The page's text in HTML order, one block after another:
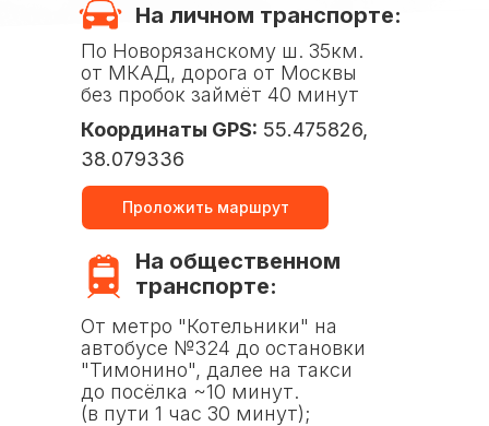
От метро "Котельники" на
автобусе №324 до остановки
"Тимонино", далее на такси
до посёлка ~10 минут.
(в пути 1 час 30 минут);
На общественном
транспорте:
Проложить маршрут
Координаты GPS: 55.475826,
38.079336
По Новорязанскому ш. 35км.
от МКАД, дорога от Москвы
без пробок займёт 40 минут
На личном транспорте: